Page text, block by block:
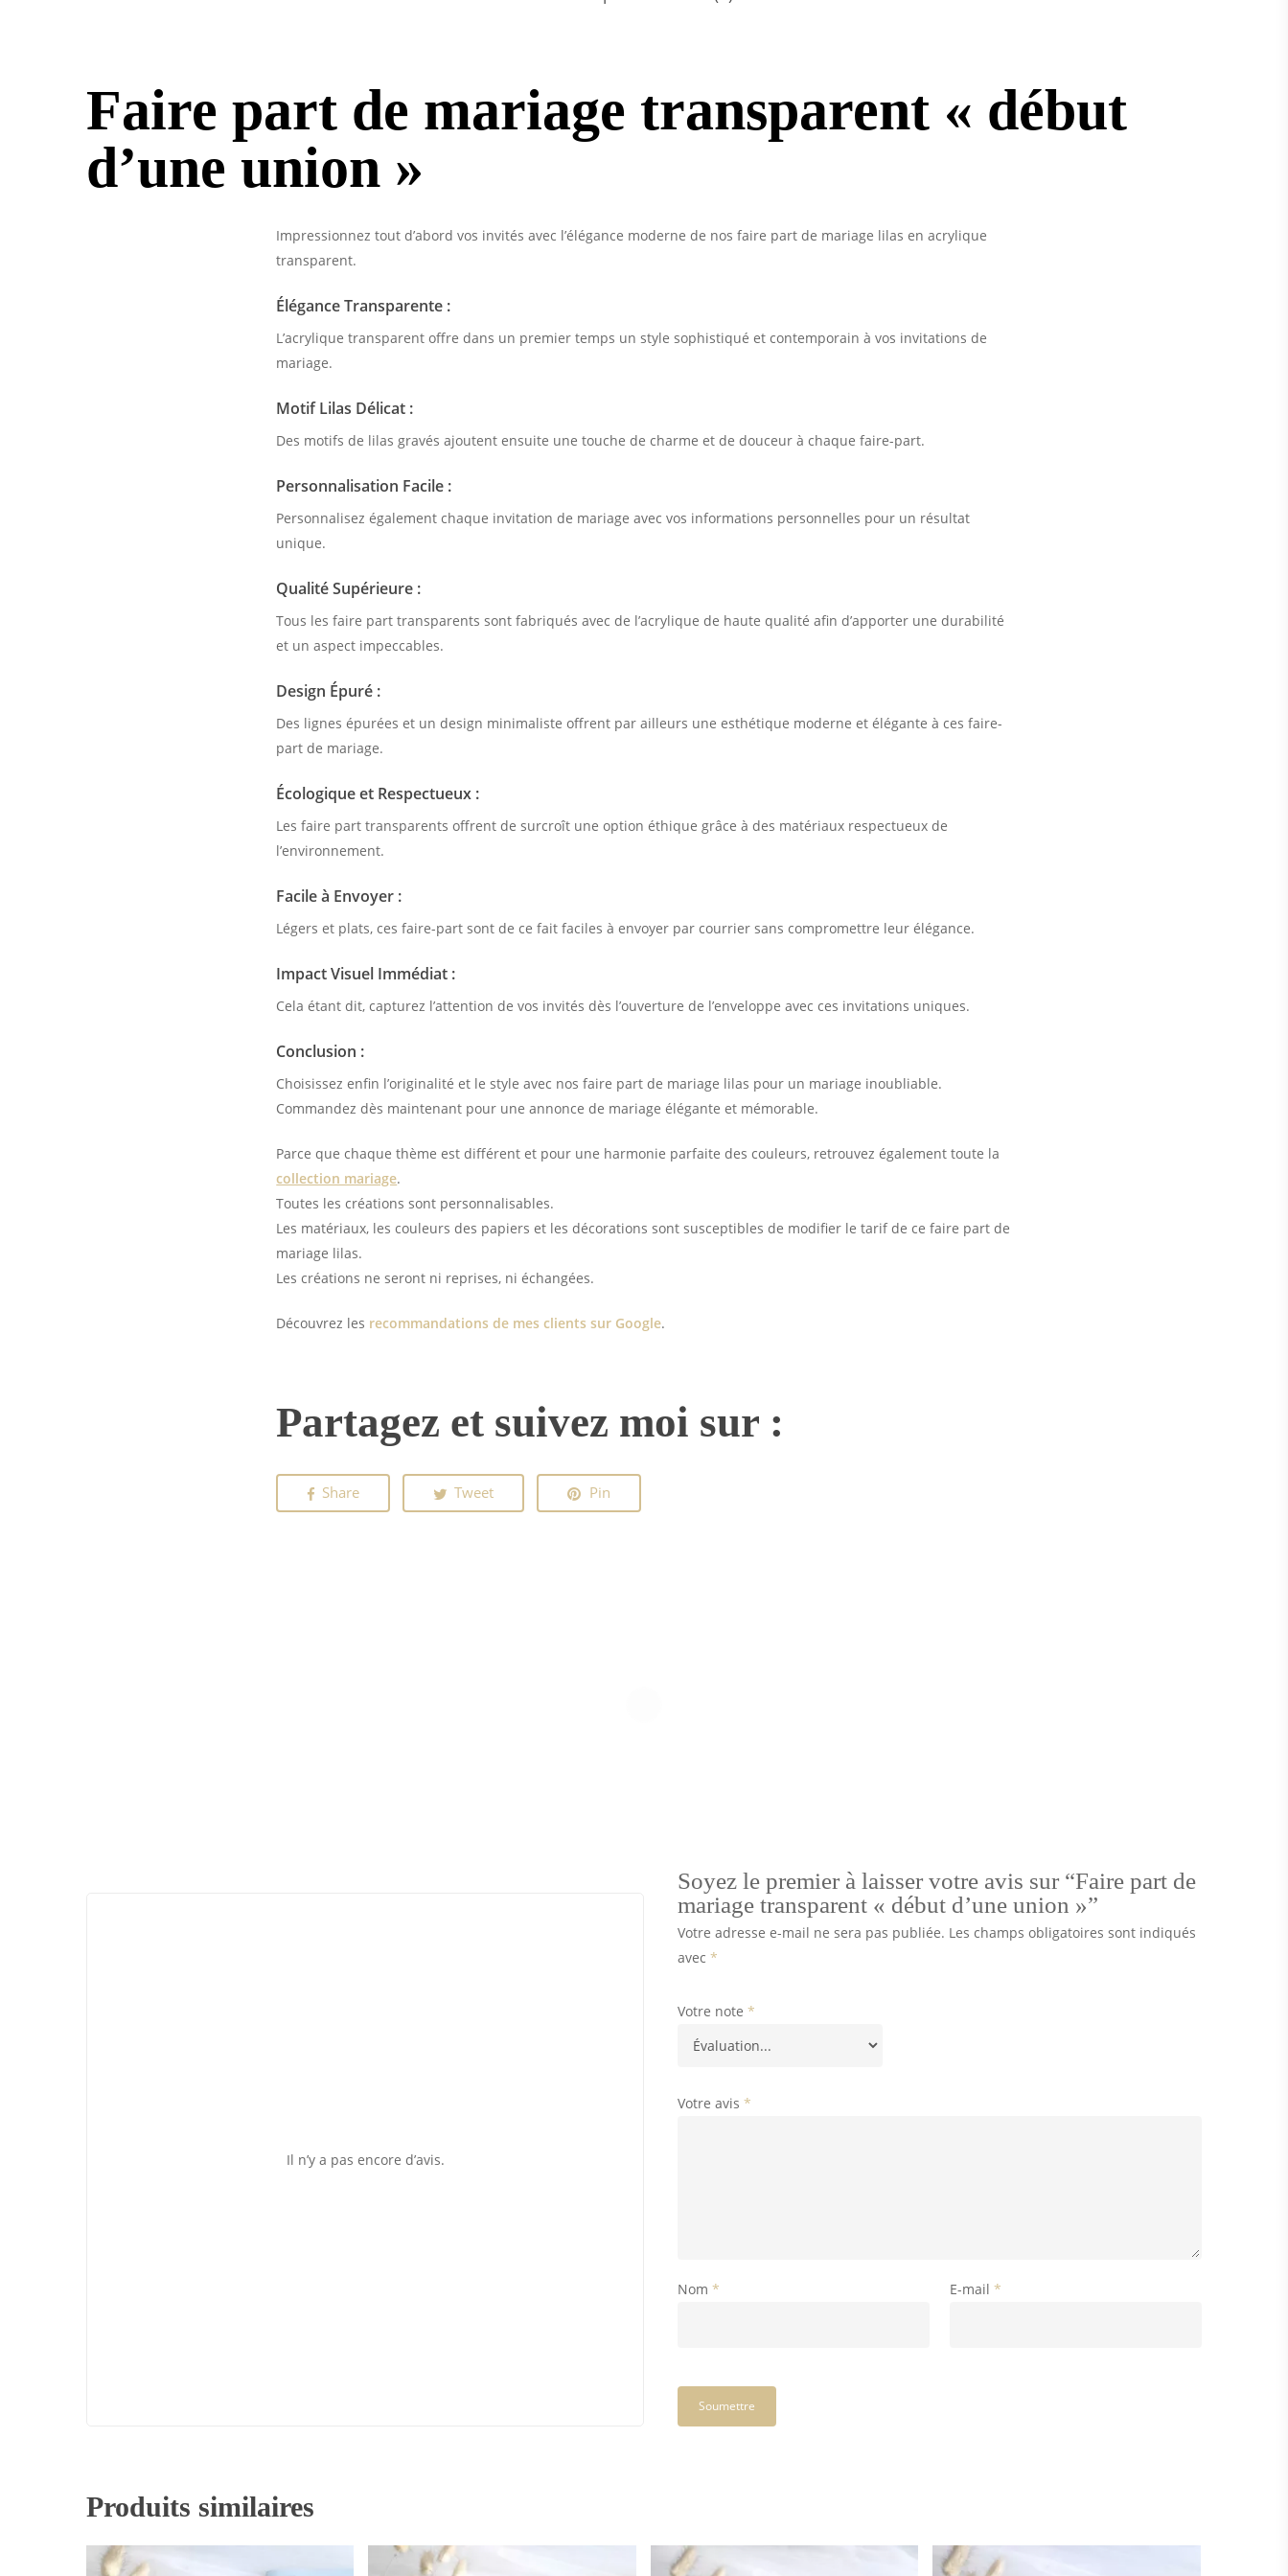
Faire part de mariage transparent « début
d’une union »
Impressionnez tout d’abord vos invités avec l’élégance moderne de nos faire part de mariage lilas en acrylique
transparent.
Élégance Transparente :
L’acrylique transparent offre dans un premier temps un style sophistiqué et contemporain à vos invitations de
mariage.
Motif Lilas Délicat :
Des motifs de lilas gravés ajoutent ensuite une touche de charme et de douceur à chaque faire-part.
Personnalisation Facile :
Personnalisez également chaque invitation de mariage avec vos informations personnelles pour un résultat
unique.
Qualité Supérieure :
Tous les faire part transparents sont fabriqués avec de l’acrylique de haute qualité afin d’apporter une durabilité
et un aspect impeccables.
Design Épuré :
Des lignes épurées et un design minimaliste offrent par ailleurs une esthétique moderne et élégante à ces faire-
part de mariage.
Écologique et Respectueux :
Les faire part transparents offrent de surcroît une option éthique grâce à des matériaux respectueux de
l’environnement.
Facile à Envoyer :
Légers et plats, ces faire-part sont de ce fait faciles à envoyer par courrier sans compromettre leur élégance.
Impact Visuel Immédiat :
Cela étant dit, capturez l’attention de vos invités dès l’ouverture de l’enveloppe avec ces invitations uniques.
Conclusion :
Choisissez enfin l’originalité et le style avec nos faire part de mariage lilas pour un mariage inoubliable.
Commandez dès maintenant pour une annonce de mariage élégante et mémorable.
Parce que chaque thème est différent et pour une harmonie parfaite des couleurs, retrouvez également toute la
collection mariage.
Toutes les créations sont personnalisables.
Les matériaux, les couleurs des papiers et les décorations sont susceptibles de modifier le tarif de ce faire part de
mariage lilas.
Les créations ne seront ni reprises, ni échangées.
Découvrez les recommandations de mes clients sur Google.
Partagez et suivez moi sur :
Share Tweet Pin
Il n’y a pas encore d’avis.
Soyez le premier à laisser votre avis sur “Faire part de
mariage transparent « début d’une union »”
Votre adresse e-mail ne sera pas publiée. Les champs obligatoires sont indiqués
avec *
Votre note *
Votre avis *
Nom * E-mail*
Produits similaires